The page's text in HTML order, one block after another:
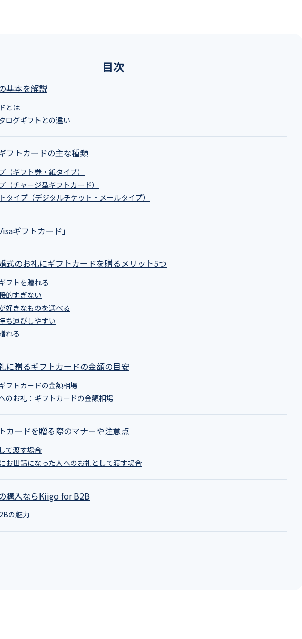
目次
基本を解説
とは
ログギフトとの違い
フトカードの主な種類
（ギフト券・紙タイプ）
（チャージ型ギフトカード）
タイプ（デジタルチケット・メールタイプ）
ギフトカード」
式のお礼にギフトカードを贈るメリット5つ
フトを贈れる
的すぎない
好きなものを選べる
ち運びしやすい
れる
に贈るギフトカードの金額の目安
フトカードの金額相場
のお礼：ギフトカードの金額相場
カードを贈る際のマナーや注意点
て渡す場合
お世話になった人へのお礼として渡す場合
購入ならKiigo for B2B
の魅力